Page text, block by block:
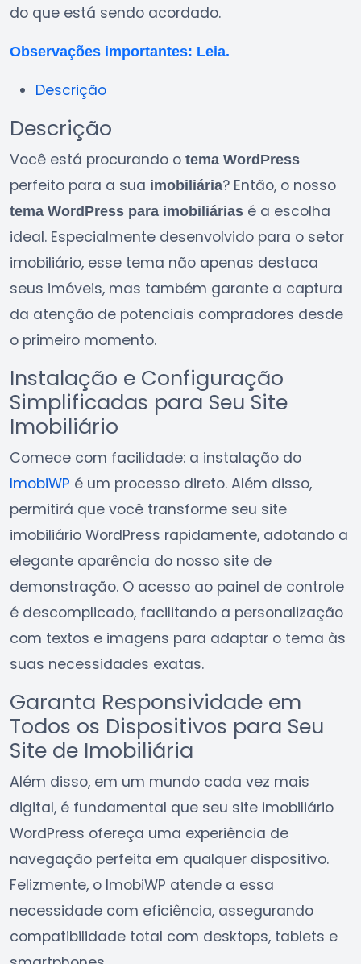
do que está sendo acordado.
Observações importantes: Leia.
Descrição
Descrição
Você está procurando o tema WordPress
perfeito para a sua imobiliária? Então, o nosso
tema WordPress para imobiliárias é a escolha
ideal. Especialmente desenvolvido para o setor
imobiliário, esse tema não apenas destaca
seus imóveis, mas também garante a captura
da atenção de potenciais compradores desde
o primeiro momento.
Instalação e Configuração
Simplificadas para Seu Site
Imobiliário
Comece com facilidade: a instalação do
ImobiWP é um processo direto. Além disso,
permitirá que você transforme seu site
imobiliário WordPress rapidamente, adotando a
elegante aparência do nosso site de
demonstração. O acesso ao painel de controle
é descomplicado, facilitando a personalização
com textos e imagens para adaptar o tema às
suas necessidades exatas.
Garanta Responsividade em
Todos os Dispositivos para Seu
Site de Imobiliária
Além disso, em um mundo cada vez mais
digital, é fundamental que seu site imobiliário
WordPress ofereça uma experiência de
navegação perfeita em qualquer dispositivo.
Felizmente, o ImobiWP atende a essa
necessidade com eficiência, assegurando
compatibilidade total com desktops, tablets e